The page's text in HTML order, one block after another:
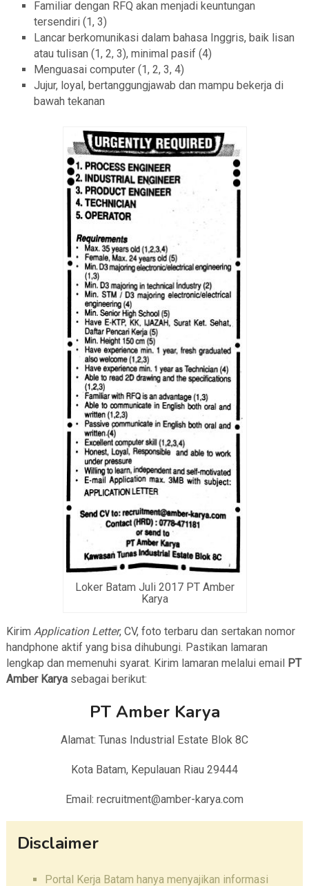
Familiar dengan RFQ akan menjadi keuntungan
tersendiri (1, 3)
Lancar berkomunikasi dalam bahasa Inggris, baik lisan
atau tulisan (1, 2, 3), minimal pasif (4)
Menguasai computer (1, 2, 3, 4)
Jujur, loyal, bertanggungjawab dan mampu bekerja di
bawah tekanan
Loker Batam Juli 2017 PT Amber
Karya
Kirim Application Letter, CV, foto terbaru dan sertakan nomor
handphone aktif yang bisa dihubungi. Pastikan lamaran
lengkap dan memenuhi syarat. Kirim lamaran melalui email PT
Amber Karya sebagai berikut:
PT Amber Karya
Alamat: Tunas Industrial Estate Blok 8C
Kota Batam, Kepulauan Riau 29444
Email: recruitment@amber-karya.com
Disclaimer
Portal Kerja Batam hanya menyajikan informasi